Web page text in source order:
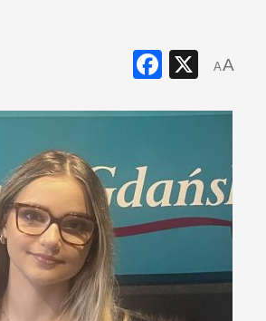
Facebook
X
AA